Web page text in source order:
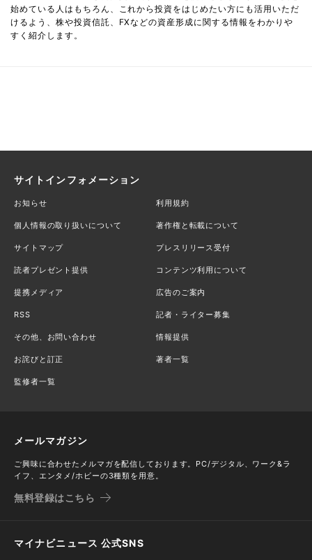
始めている人はもちろん、これから投資をはじめたい方にも活用いただ
けるよう、株や投資信託、FXなどの資産形成に関する情報をわかりや
すく紹介します。
サイトインフォメーション
お知らせ 利用規約
個人情報の取り扱いについて 著作権と転載について
サイトマップ プレスリリース受付
読者プレゼント提供 コンテンツ利用について
提携メディア 広告のご案内
RSS 記者・ライター募集
その他、お問い合わせ 情報提供
お詫びと訂正 著者一覧
監修者一覧
メールマガジン
ご興味に合わせたメルマガを配信しております。PC/デジタル、ワーク&ラ
イフ、エンタメ/ホビーの3種類を用意。
無料登録はこちら
マイナビニュース 公式SNS